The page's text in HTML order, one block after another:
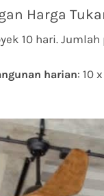
Harga
10 hari.
harian: 10